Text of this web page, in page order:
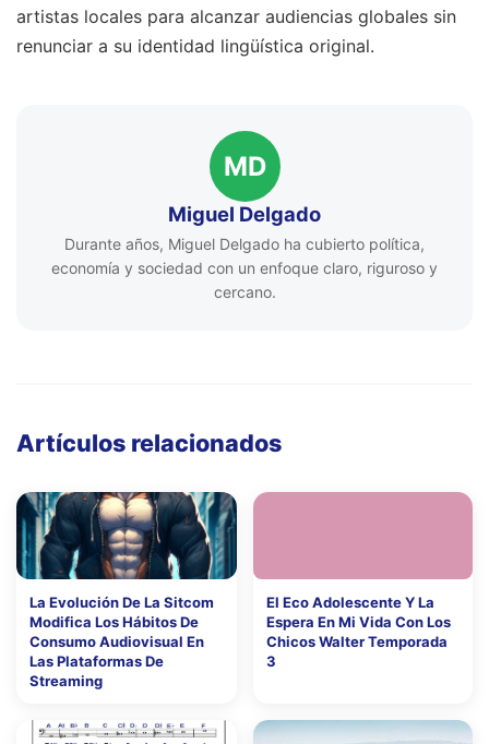
artistas locales para alcanzar audiencias globales sin
renunciar a su identidad lingüística original.
MD
Miguel Delgado
Durante años, Miguel Delgado ha cubierto política,
economía y sociedad con un enfoque claro, riguroso y
cercano.
Artículos relacionados
La Evolución De La Sitcom
Modifica Los Hábitos De
Consumo Audiovisual En
Las Plataformas De
Streaming
El Eco Adolescente Y La
Espera En Mi Vida Con Los
Chicos Walter Temporada
3